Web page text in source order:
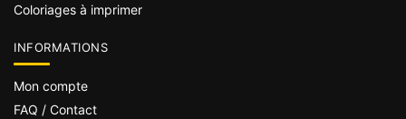
Coloriages à imprimer
INFORMATIONS
Mon compte
FAQ / Contact